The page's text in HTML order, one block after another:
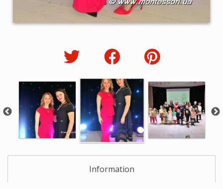
Information